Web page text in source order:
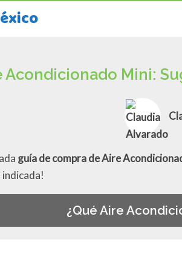
Acondicionado Mini:
guía de compra de Aire
indicada!
¿Qué Aire